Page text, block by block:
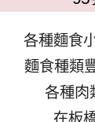
各種麵食
麵食種類
各種肉
在板